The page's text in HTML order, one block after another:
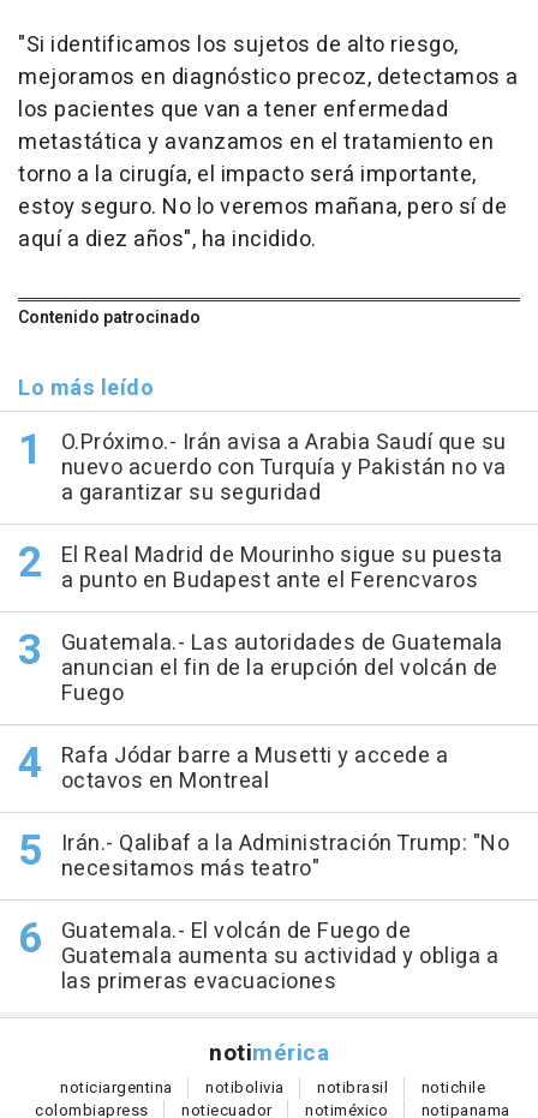
"Si identificamos los sujetos de alto riesgo,
mejoramos en diagnóstico precoz, detectamos a
los pacientes que van a tener enfermedad
metastática y avanzamos en el tratamiento en
torno a la cirugía, el impacto será importante,
estoy seguro. No lo veremos mañana, pero sí de
aquí a diez años", ha incidido.
Contenido patrocinado
Lo más leído
O.Próximo.- Irán avisa a Arabia Saudí que su
nuevo acuerdo con Turquía y Pakistán no va
a garantizar su seguridad
El Real Madrid de Mourinho sigue su puesta
a punto en Budapest ante el Ferencvaros
Guatemala.- Las autoridades de Guatemala
anuncian el fin de la erupción del volcán de
Fuego
Rafa Jódar barre a Musetti y accede a
octavos en Montreal
Irán.- Qalibaf a la Administración Trump: "No
necesitamos más teatro"
Guatemala.- El volcán de Fuego de
Guatemala aumenta su actividad y obliga a
las primeras evacuaciones
notimérica
noticiargentina notibolivia notibrasil notichile
colombiapress notiecuador notiméxico notipanama